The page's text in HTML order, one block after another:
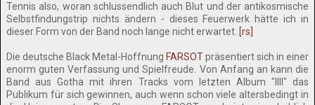
Tennis also, woran schlussendlich auch Blut und der antikosmische
Selbstfindungstrip nichts ändern - dieses Feuerwerk hätte ich in
dieser Form von der Band noch lange nicht erwartet. [rs]
Die deutsche Black Metal-Hoffnung FARSOTpräsentiert sich in einer
enorm guten Verfassung und Spielfreude. Von Anfang an kann die
Band aus Gotha mit ihren Tracks vom letzten Album "IIII" das
Publikum für sich gewinnen, auch wenn schon viele altersbedingt in